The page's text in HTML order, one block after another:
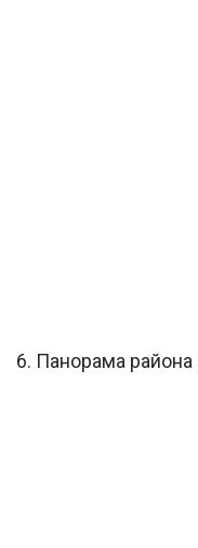
6. Панорама